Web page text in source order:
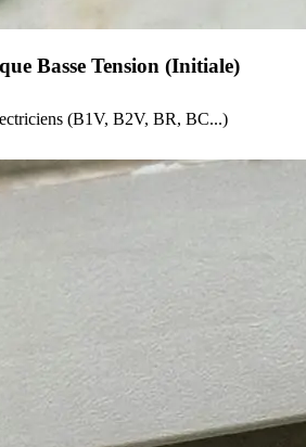
Basse Tension (Initiale)
(B1V, B2V, BR, BC...)